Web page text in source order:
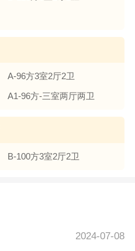
A-96方3室2厅2卫
A1-96方-三室两厅两卫
B-100方3室2厅2卫
2024-07-08